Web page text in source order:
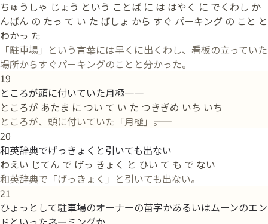
ちゅうしゃ じょう という ことば に は はやく に でくわし か
んばん の たっ て い た ばしょ から すぐ パーキング の こと と
わかっ た
「駐車場」という言葉には早くに出くわし、看板の立っていた
場所からすぐパーキングのことと分かった。
19
ところが頭に付いていた月極一一
ところが あたま に つい て い た つきぎめ いち いち
ところが、頭に付いていた「月極」――。
20
和英辞典でげっきょくと引いても出ない
わえい じてん で げっ きょく と ひい て も で ない
和英辞典で「げっきょく」と引いても出ない。
21
ひょっとして駐車場のオーナーの苗字かあるいはムーンのエン